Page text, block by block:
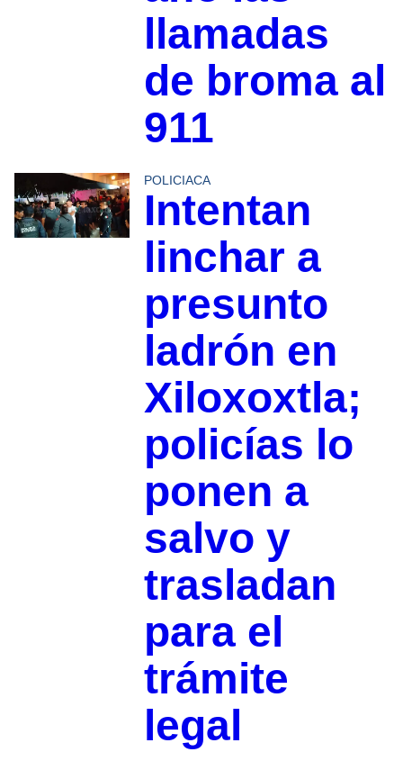
llamadas
de broma al
911
POLICIACA
Intentan
linchar a
presunto
ladrón en
Xiloxoxtla;
policías lo
ponen a
salvo y
trasladan
para el
trámite
legal